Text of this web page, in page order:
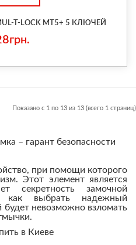
T-LOCK MT5+ 5 КЛЮЧЕЙ
Показано с 1 по 13 из 13 (всего 1 страниц)
– гарант безопасности
при помощи которого
Этот элемент является
секретность замочной
как выбрать надежный
невозможно взломать
в Киеве